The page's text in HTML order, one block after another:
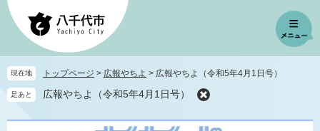
ペ
先
頭
メ
を
飛
現在地 トップページ > 広報やちよ > 広報やちよ（令和5年4月1日号）
足あと 広報やちよ（令和5年4月1日号）